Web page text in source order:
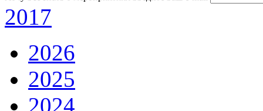
2017
2026
2025
2024